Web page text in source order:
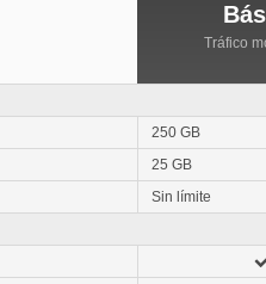
Tráfico
250 GB
25 GB
Sin límite